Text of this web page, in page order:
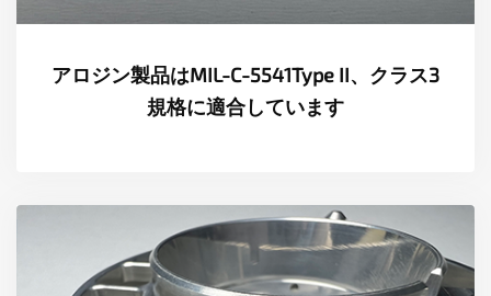
アロジン製品はMIL-C-5541Type II、クラス3
規格に適合しています